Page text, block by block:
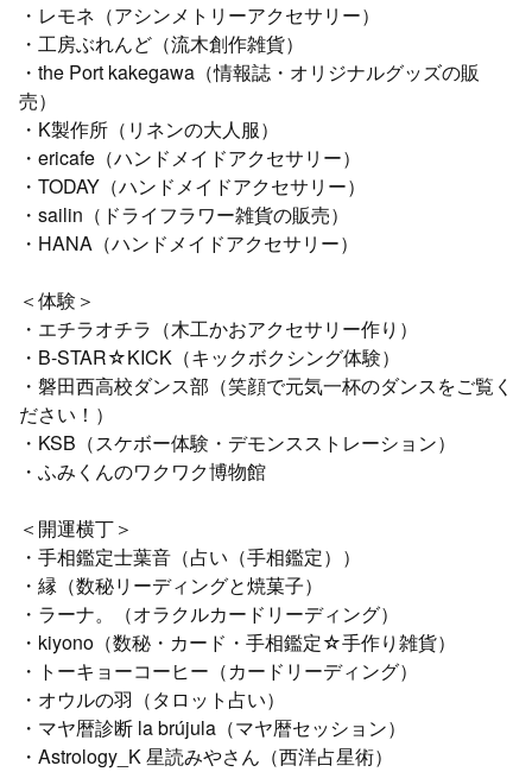
・レモネ（アシンメトリーアクセサリー）
・工房ぶれんど（流木創作雑貨）
・the Port kakegawa（情報誌・オリジナルグッズの販
売）
・K製作所（リネンの大人服）
・ericafe（ハンドメイドアクセサリー）
・TODAY（ハンドメイドアクセサリー）
・sailin（ドライフラワー雑貨の販売）
・HANA（ハンドメイドアクセサリー）
＜体験＞
・エチラオチラ（木工かおアクセサリー作り）
・B-STAR☆KICK（キックボクシング体験）
・磐田西高校ダンス部（笑顔で元気一杯のダンスをご覧く
ださい！）
・KSB（スケボー体験・デモンスストレーション）
・ふみくんのワクワク博物館
＜開運横丁＞
・手相鑑定士葉音（占い（手相鑑定））
・縁（数秘リーディングと焼菓子）
・ラーナ。（オラクルカードリーディング）
・kiyono（数秘・カード・手相鑑定☆手作り雑貨）
・トーキョーコーヒー（カードリーディング）
・オウルの羽（タロット占い）
・マヤ暦診断 la brújula（マヤ暦セッション）
・Astrology_K 星読みやさん（西洋占星術）